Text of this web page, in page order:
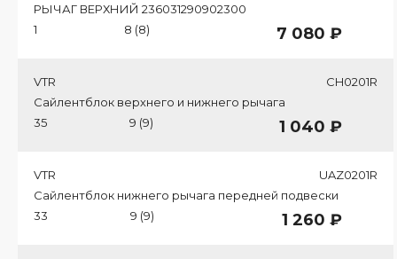
РЫЧАГ ВЕРХНИЙ 236031290902300
1
8 (8) 7 080 ₽
VTR
CH0201R
Сайлентблок верхнего и нижнего рычага
35
9 (9) 1 040 ₽
VTR
UAZ0201R
Сайлентблок нижнего рычага передней подвески
33
9 (9) 1 260 ₽